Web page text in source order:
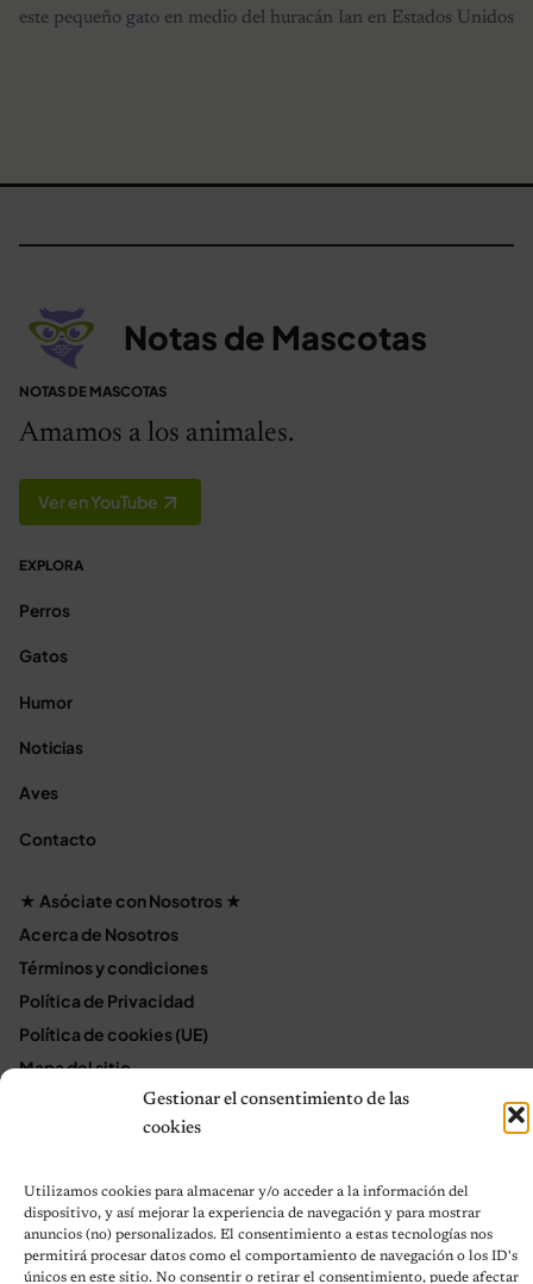
Gestionar el consentimiento de las
cookies
Utilizamos cookies para almacenar y/o acceder a la información del
dispositivo, y así mejorar la experiencia de navegación y para mostrar
anuncios (no) personalizados. El consentimiento a estas tecnologías nos
permitirá procesar datos como el comportamiento de navegación o los ID's
únicos en este sitio. No consentir o retirar el consentimiento, puede afectar
este pequeño gato en medio del huracán Ian en Estados Unidos
Notas de Mascotas
NOTAS DE MASCOTAS
Amamos a los animales.
Ver en YouTube
EXPLORA
Perros
Gatos
Humor
Noticias
Aves
Contacto
★ Asóciate con Nosotros ★
Acerca de Nosotros
Términos y condiciones
Política de Privacidad
Política de cookies (UE)
Mapa del sitio
Terms and Conditions
© 2026 Notas de Mascotas
Política de privacidad